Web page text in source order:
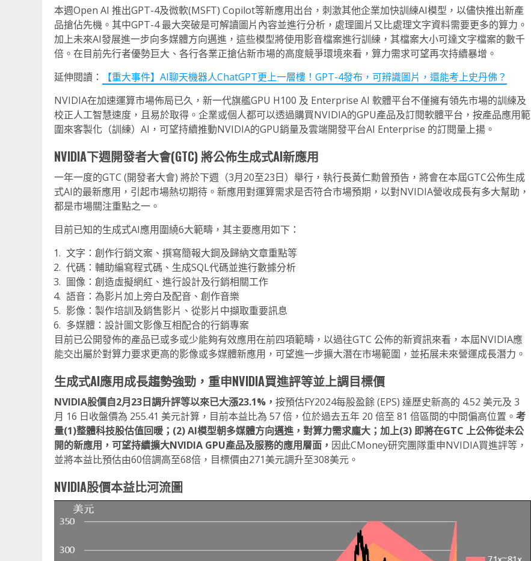
本週Open AI 推出GPT-4及微軟(MSFT) Copilot等新應用出台，刺激其他企業加快訓練AI模型，以儘快推出新產
品搶佔先機。其中GPT-4 最大突破是可解讀圖片內容並進行分析，處理圖片又比處理文字資料需要更多的算力。
加上未來AI發展進一步向多媒體方向邁進，這些模型將使用影音檔案進行訓練，其檔案大小可達文字檔案的數千
倍。在目前先行者優勢巨大、各行各業正搶佔新市場的高度競爭環境來看，算力需求可望再次持續暴增。
延伸閱讀：
【重大事件】AI聊天機器人ChatGPT更上一層樓！GPT-4發布，可辨識圖片，還能考上史丹佛？
NVIDIA在加速運算市場佈局已久，新一代旗艦GPU H100 及 Enterprise AI 軟體平台不僅擁有領先市場的訓練及
校正人工智慧速度，且易於取得。企業或個人都可以透過購買NVIDIA的GPU產品及訂閱軟體平台，按產品應用範
圍來客製化（訓練）AI，可望持續推動NVIDIA的GPU銷量及雲端開發平台AI Enterprise 的訂閱量上揚。
NVIDIA下週開發者大會(GTC)將公佈生成式AI新應用
一年一度的GTC (開發者大會) 將於下週（3月20至23日）舉行，執行長黃仁勳曾預告，將會在本屆GTC公佈生成
式AI的最新應用，引起市場熱切期待。新應用對運算需求是否符合市場預期，以對NVIDIA營收成長有多大幫助，
都是市場關注重點之一。
目前已知的生成式AI應用圍繞6大範疇，其主要應用如下：
文字：創作行銷文案、撰寫簡報大鋼及歸納文章重點等
代碼：輔助編寫程式碼、生成SQL代碼並進行數據分析
圖像：創造虛擬網紅、進行設計及行銷相關工作
語音：為影片加上旁白及配音、創作音樂
影像：製作培訓及銷售影片、從影片中擷取重要訊息
多媒體：設計圖文影像互相配合的行銷專案
目前已公開發佈的產品已或多或少能夠有效應用在前四項範疇，以過往GTC 公佈的新資訊來看，本屆NVIDIA應
能交出屬於對算力要求更高的影像或多媒體新應用，可望進一步擴大潛在市場範圍，並拓展未來營運成長潛力。
生成式AI應用成長趨勢強勁，重申NVIDIA買進評等並上調目標價
NVIDIA股價自2月23日調升評等以來已大漲23.1%， 按預估FY2024每股盈餘 (EPS) 達歷史新高的 4.52 美元及 3
月 16 日收盤價為 255.41 美元計算，目前本益比為 57 倍，位於過去五年 20 倍至 81 倍區間的中間偏高位置。 考
量(1)整體科技股估值回暖；(2) AI模型朝多媒體方向邁進，對算力需求龐大；加上(3) 即將在GTC 上公佈從未公
開的新應用，可望持續擴大NVIDIA GPU產品及服務的應用層面， 因此CMoney研究團隊重申NVIDIA買進評等，
並將本益比預估由60倍調高至68倍，目標價由271美元調升至308美元。
NVIDIA股價本益比河流圖